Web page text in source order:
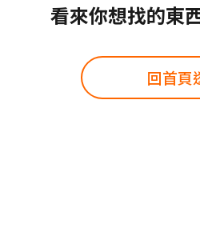
看來你想找的東
回首頁